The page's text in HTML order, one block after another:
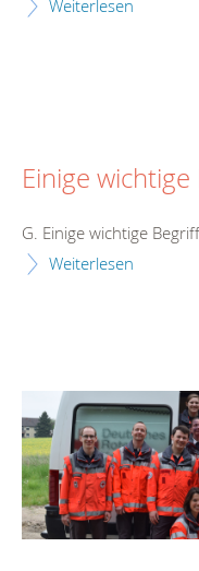
Weiterlesen
Einige
G. Einige wichtige
Weiterlesen